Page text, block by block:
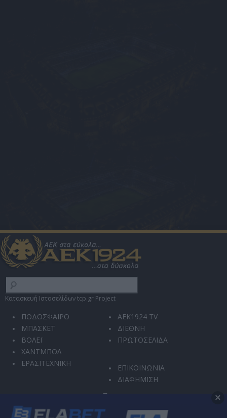
Κατασκευή Ιστοσελίδων tcp.gr Project
ΠΟΔΟΣΦΑΙΡΟ
ΜΠΑΣΚΕΤ
ΒΟΛΕΪ
ΧΑΝΤΜΠΟΛ
ΕΡΑΣΙΤΕΧΝΙΚΗ
AEK1924 TV
ΔΙΕΘΝΗ
ΠΡΩΤΟΣΕΛΙΔΑ
ΕΠΙΚΟΙΝΩΝΙΑ
ΔΙΑΦΗΜΙΣΗ
×